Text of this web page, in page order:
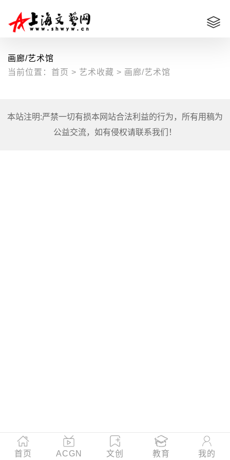
画廊/艺术馆
当前位置： 首页 > 艺术收藏 > 画廊/艺术馆
本站注明:严禁一切有损本网站合法利益的行为，所有用稿为
公益交流，如有侵权请联系我们！
首页 ACGN 文创 教育 我的